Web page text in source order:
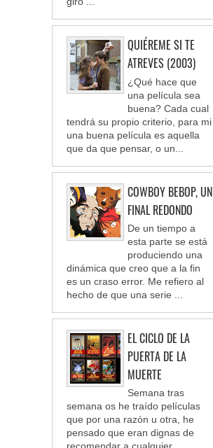
QUIÉREME SI TE
ATREVES (2003)
¿Qué hace que
una película sea
buena? Cada cual
tendrá su propio criterio, para mi
una buena película es aquella
que da que pensar, o un...
COWBOY BEBOP, UN
FINAL REDONDO
De un tiempo a
esta parte se está
produciendo una
dinámica que creo que a la fin
es un craso error. Me refiero al
hecho de que una serie ...
EL CICLO DE LA
PUERTA DE LA
MUERTE
Semana tras
semana os he traído películas
que por una razón u otra, he
pensado que eran dignas de